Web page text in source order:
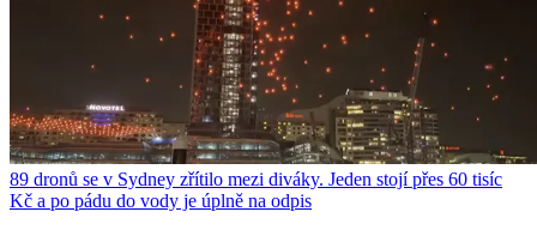
89 dronů se v Sydney zřítilo mezi diváky. Jeden stojí přes 60 tisíc
Kč a po pádu do vody je úplně na odpis